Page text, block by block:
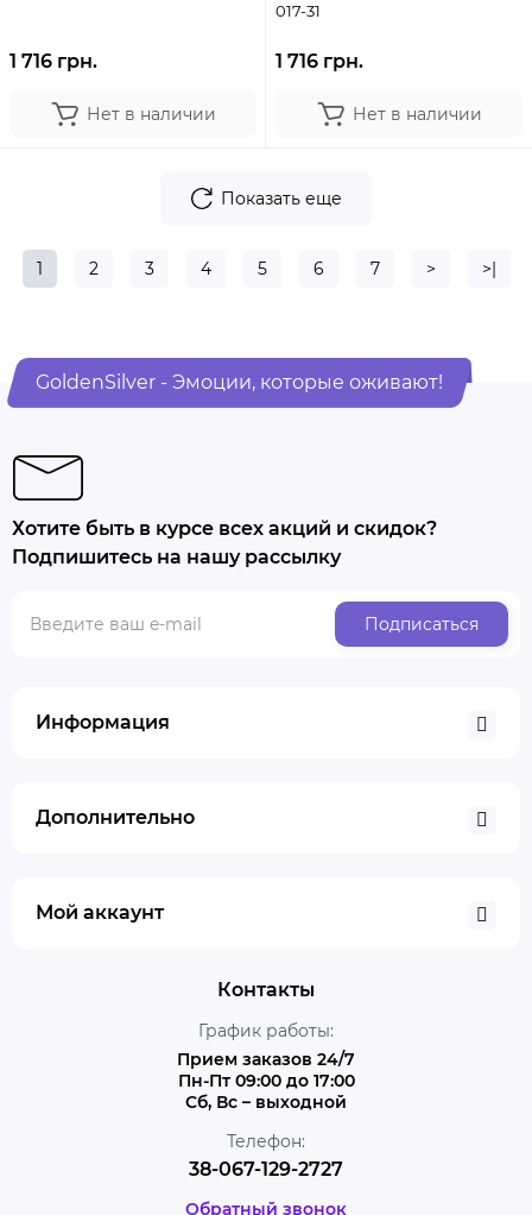
1 716 грн.
Нет в наличии
017-31
1 716 грн.
Нет в наличии
Показать еще
1 2 3 4 5 6 7 > >|
GoldenSilver - Эмоции, которые оживают!
Хотите быть в курсе всех акций и скидок?
Подпишитесь на нашу рассылку
Подписаться
Информация
Дополнительно
Мой аккаунт
Контакты
График работы:
Прием заказов 24/7
Пн-Пт 09:00 до 17:00
Сб, Вс – выходной
Телефон:
38-067-129-2727
Обратный звонок